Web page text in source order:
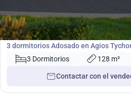
€500 000
Adosado
3 dormitorios Adosado en Agios
487303 Dormitorios 128 m²
Contactar con el